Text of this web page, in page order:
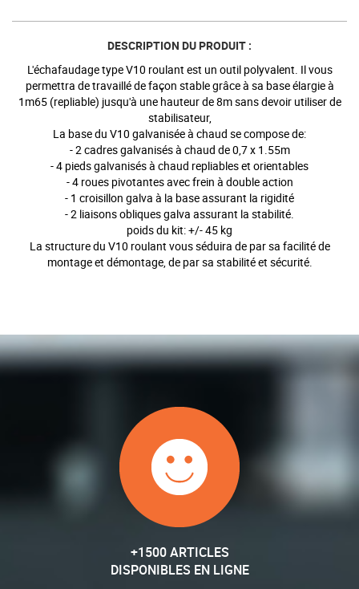
DESCRIPTION DU PRODUIT :
L'échafaudage type V10 roulant est un outil polyvalent. Il vous
permettra de travaillé de façon stable grâce à sa base élargie à
1m65 (repliable) jusqu'à une hauteur de 8m sans devoir utiliser de
stabilisateur,
La base du V10 galvanisée à chaud se compose de:
- 2 cadres galvanisés à chaud de 0,7 x 1.55m
- 4 pieds galvanisés à chaud repliables et orientables
- 4 roues pivotantes avec frein à double action
- 1 croisillon galva à la base assurant la rigidité
- 2 liaisons obliques galva assurant la stabilité.
poids du kit: +/- 45 kg
La structure du V10 roulant vous séduira de par sa facilité de
montage et démontage, de par sa stabilité et sécurité.
+1500 ARTICLES
DISPONIBLES EN LIGNE